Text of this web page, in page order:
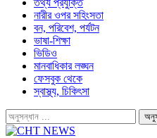
তথ্য প্রযুক্তি
নারীর ওপর সহিংসতা
বন, পরিবেশ, পর্যটন
ভাষা-শিক্ষা
ভিডিও
মানবাধিকার লঙ্ঘন
ফেসবুক থেকে
স্বাস্থ্য, চিকিৎসা